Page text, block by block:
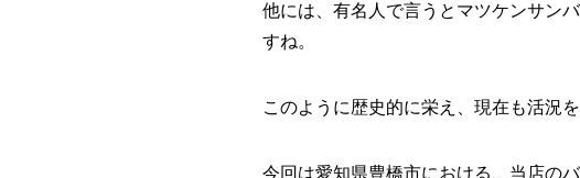
他には、有名人で言うとマツケンサン
すね。
このように歴史的に栄え、現在も活況
今回は愛知県豊橋市における、当店の